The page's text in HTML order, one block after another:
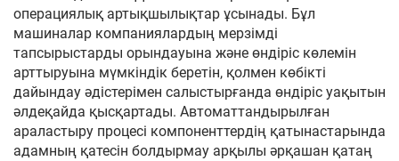
операциялық артықшылықтар ұсынады. Бұл
машиналар компаниялардың мерзімді
тапсырыстарды орындауына және өндіріс көлемін
арттыруына мүмкіндік беретін, қолмен көбікті
дайындау әдістерімен салыстырғанда өндіріс уақытын
әлдеқайда қысқартады. Автоматтандырылған
араластыру процесі компоненттердің қатынастарында
адамның қатесін болдырмау арқылы әрқашан қатаң